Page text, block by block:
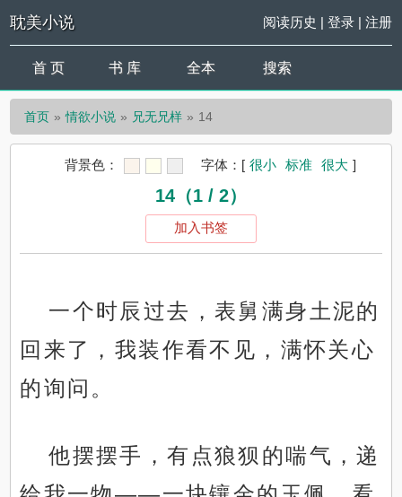
耽美小说 阅读历史 | 登录| 注册
首 页 书 库 全本 搜索
首页 情欲小说 兄无兄样 14
背景色： 字体： [ 很小 标准 很大 ]
14（1 / 2）
加入书签
一个时辰过去，表舅满身土泥的
回来了，我装作看不见，满怀关心
的询问。
他摆摆手，有点狼狈的喘气，递